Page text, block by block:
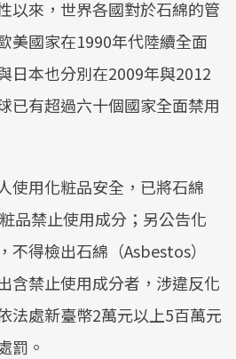
以來，世界各國對於石綿的管
美國家在1990年代陸續全面
日本也分別在2009年與2012
已有超過六十個國家全面禁用
使用化粧品安全，已將石綿
品禁止使用成分；另公告化
不得檢出石綿（Asbestos）
含禁止使用成分者，涉違反化
法處新臺幣2萬元以上5百萬元
罰。